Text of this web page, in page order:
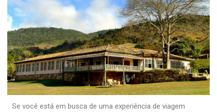
Se você está em busca de uma experiência de viagem